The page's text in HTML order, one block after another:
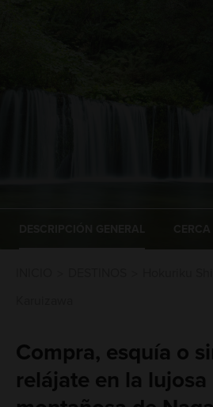
Compra, esquía o
relájate en la